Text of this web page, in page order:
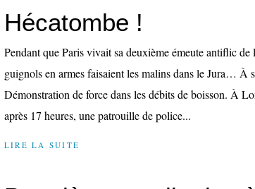
Hécatombe !
Pendant que Paris vivait sa deuxième émeute antiflic
guignols en armes faisaient les malins dans le Jura… À
Démonstration de force dans les débits de boisson. À
après 17 heures, une patrouille de police...
LIRE LA SUITE